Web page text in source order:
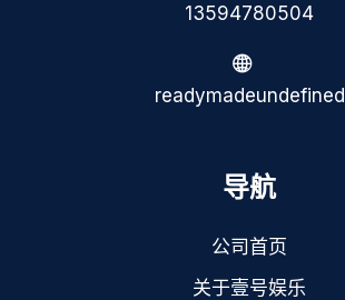
13594780504
readymadeundefined
导航
公司首页
关于壹号娱乐